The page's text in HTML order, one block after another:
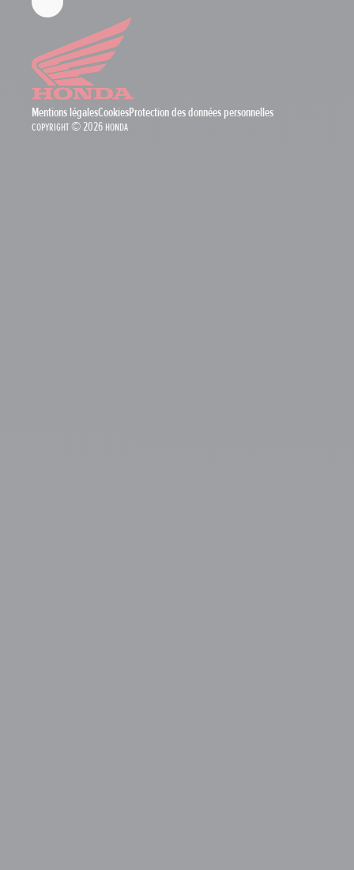
Mentions légalesCookiesProtection des données personnelles
Copyright © 2026 Honda